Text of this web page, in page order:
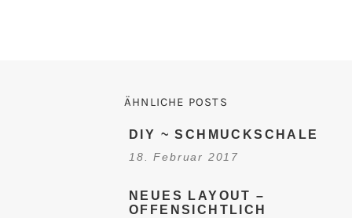
ÄHNLICHE POSTS
DIY ~ SCHMUCKSCHALE
18. Februar 2017
NEUES LAYOUT –
OFFENSICHTLICH